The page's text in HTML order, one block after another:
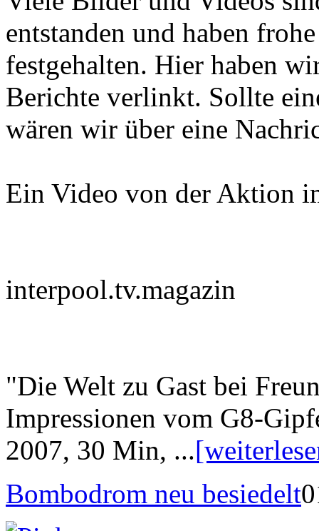
entstanden und haben
festgehalten. Hier haben
Berichte verlinkt. Sollte
wären wir über eine
Ein Video von der Aktion
interpool.tv.magazin
"Die Welt zu Gast bei
Impressionen vom G8-
2007, 30 Min, ...
Bombodrom neu besiedelt